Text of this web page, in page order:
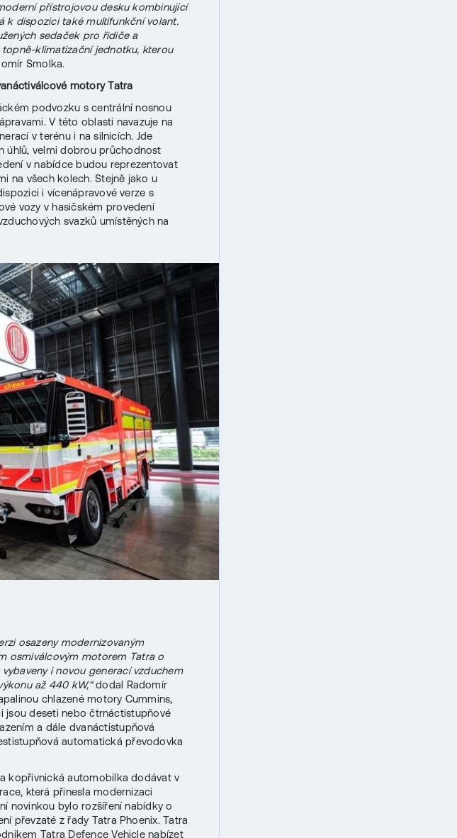
přístrojovou desku kombinující
k dispozici také multifunkční volant.
sedaček pro řidiče a
klimatizační jednotku, kterou
Smolka.
motory Tatra
podvozku s centrální nosnou
V této oblasti navazuje na
v terénu i na silnicích. Jde
úhlů, velmi dobrou průchodnost
v nabídce budou reprezentovat
na všech kolech. Stejně jako u
i vícenápravové verze s
vozy v hasičském provedení
svazků umístěných na
osazeny modernizovaným
osmiválcovým motorem Tatra o
i novou generací vzduchem
až 440 kW,“dodal Radomír
chlazené motory Cummins,
jsou deseti nebo čtrnáctistupňové
a dále dvanáctistupňová
automatická převodovka
kopřivnická automobilka dodávat v
která přinesla modernizaci
novinkou bylo rozšíření nabídky o
převzaté z řady Tatra Phoenix. Tatra
Tatra Defence Vehicle nabízet